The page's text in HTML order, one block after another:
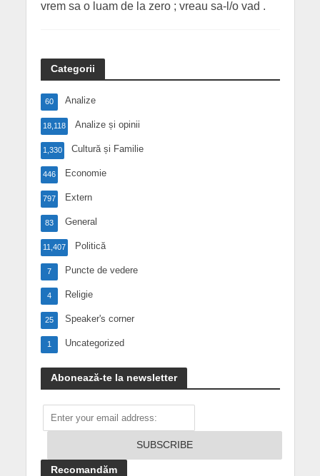
vrem sa o luam de la zero ; vreau sa-l/o vad .
Categorii
Analize
60
Analize și opinii
18,118
Cultură și Familie
1,330
Economie
446
Extern
797
General
83
Politică
11,407
Puncte de vedere
7
Religie
4
Speaker's corner
25
Uncategorized
1
Abonează-te la newsletter
Recomandăm